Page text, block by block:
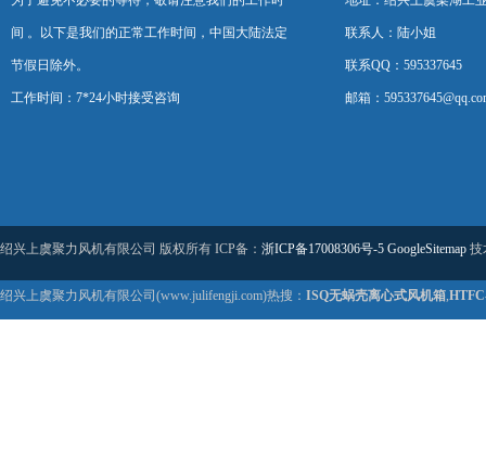
间 。以下是我们的正常工作时间，中国大陆法定
节假日除外。
工作时间：7*24小时接受咨询
联系人：陆小姐
联系QQ：595337645
邮箱：
绍兴上虞聚力风机有限公司 版权所有 ICP备： 浙ICP备17008306号-5 GoogleSitemap 技
绍兴上虞聚力风机有限公司(www.julifengji.com)热搜： ISQ无蜗壳离心式风机箱,